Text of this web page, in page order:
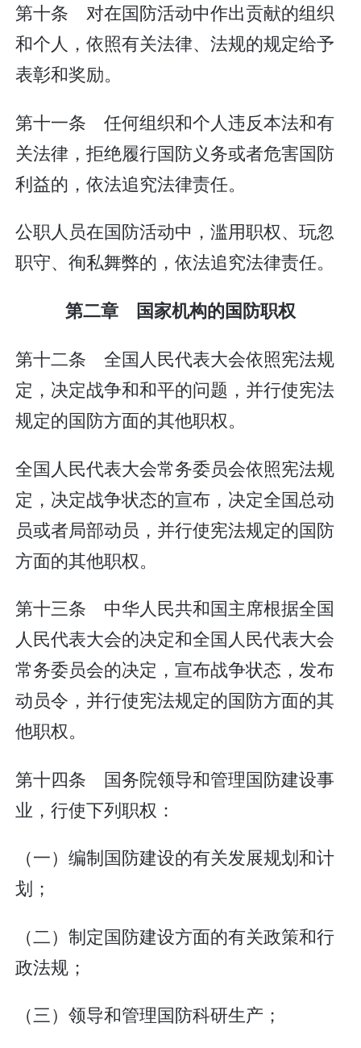
第十条 对在国防活动中作出贡献的组织
和个人，依照有关法律、法规的规定给予
表彰和奖励。
第十一条 任何组织和个人违反本法和有
关法律，拒绝履行国防义务或者危害国防
利益的，依法追究法律责任。
公职人员在国防活动中，滥用职权、玩忽
职守、徇私舞弊的，依法追究法律责任。
第二章 国家机构的国防职权
第十二条 全国人民代表大会依照宪法规
定，决定战争和和平的问题，并行使宪法
规定的国防方面的其他职权。
全国人民代表大会常务委员会依照宪法规
定，决定战争状态的宣布，决定全国总动
员或者局部动员，并行使宪法规定的国防
方面的其他职权。
第十三条 中华人民共和国主席根据全国
人民代表大会的决定和全国人民代表大会
常务委员会的决定，宣布战争状态，发布
动员令，并行使宪法规定的国防方面的其
他职权。
第十四条 国务院领导和管理国防建设事
业，行使下列职权：
（一）编制国防建设的有关发展规划和计
划；
（二）制定国防建设方面的有关政策和行
政法规；
（三）领导和管理国防科研生产；